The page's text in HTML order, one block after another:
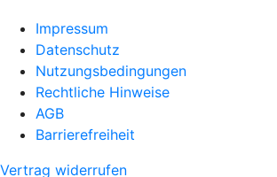
Impressum
Datenschutz
Nutzungsbedingungen
Rechtliche Hinweise
AGB
Barrierefreiheit
Vertrag widerrufen